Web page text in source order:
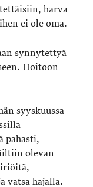
harva
ei ole oma.
synnytettyä
Hoitoon
syyskuussa
pahasti,
olevan
vatsa hajalla.